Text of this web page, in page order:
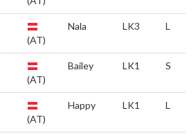
(AT)
Nala LK3 L
(AT)
Bailey LK1 S
(AT)
Happy LK1 L